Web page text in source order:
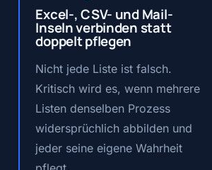
Excel-, CSV- und Mail-
Inseln verbinden statt
doppelt pflegen
Nicht jede Liste ist falsch.
Kritisch wird es, wenn mehrere
Listen denselben Prozess
widersprüchlich abbilden und
jeder seine eigene Wahrheit